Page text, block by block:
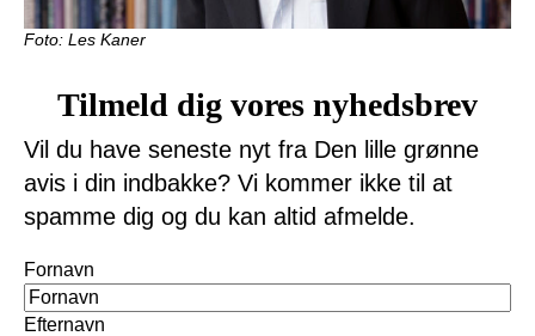
Foto: Les Kaner
Tilmeld dig vores nyhedsbrev
Vil du have seneste nyt fra Den lille grønne
avis i din indbakke? Vi kommer ikke til at
spamme dig og du kan altid afmelde.
Navn
Fornavn
Efternavn